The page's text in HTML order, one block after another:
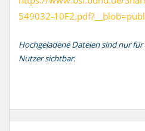
549032-
Hochgeladene Dateien sind nur
Nutzer sichtbar.